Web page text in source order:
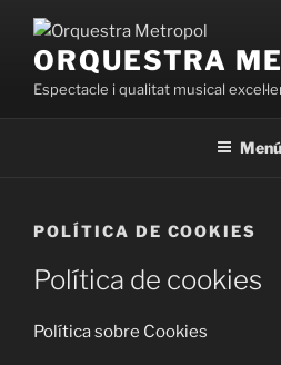
contingut
ORQUESTRA
Espectacle i qualitat musical
Menú
POLÍTICA DE COOKIES
Política de cookies
Política sobre Cookies